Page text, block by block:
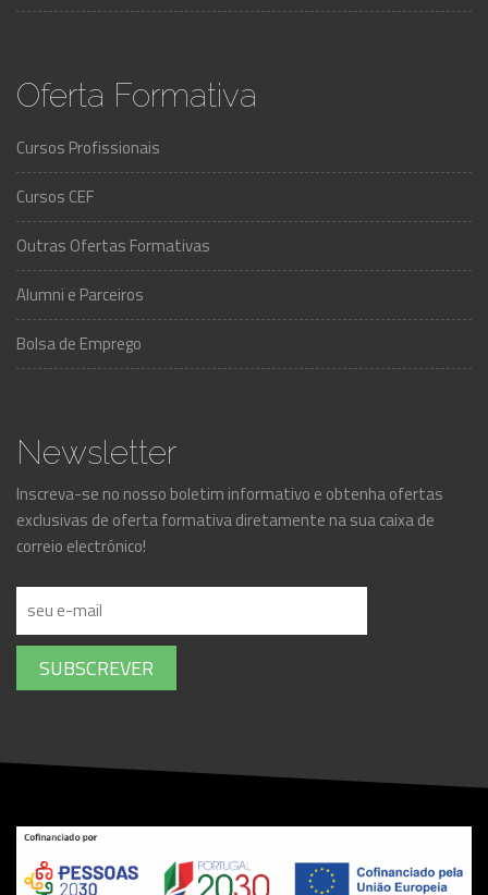
Oferta Formativa
Cursos Profissionais
Cursos CEF
Outras Ofertas Formativas
Alumni e Parceiros
Bolsa de Emprego
Newsletter
Inscreva-se no nosso boletim informativo e obtenha ofertas
exclusivas de oferta formativa diretamente na sua caixa de
correio electrónico!
SUBSCREVER